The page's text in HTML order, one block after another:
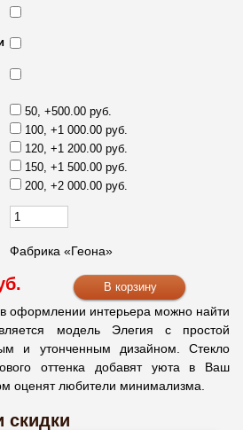
50, +500.00 руб.
100, +1 000.00 руб.
120, +1 200.00 руб.
150, +1 500.00 руб.
200, +2 000.00 руб.
Фабрика «Геона»
оформлении интерьера можно найти
модель Элегия с простой
и утонченным дизайном. Стекло
оттенка добавят уюта в Ваш
оценят любители минимализма.
скидки